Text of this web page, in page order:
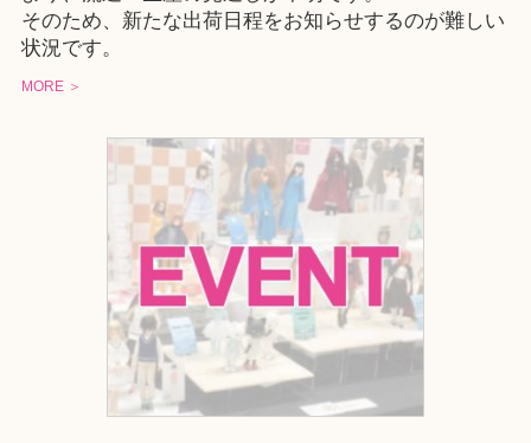
そのため、新たな出荷日程をお知らせするのが難しい
状況です。
MORE ＞